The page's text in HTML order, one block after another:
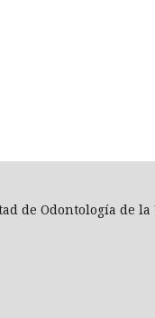
de Odontología de